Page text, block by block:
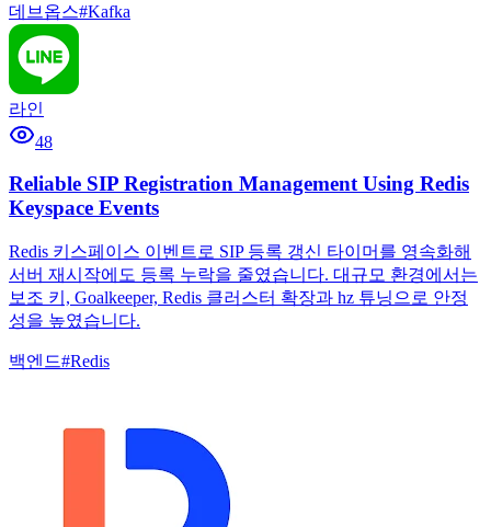
데브옵스#Kafka
라인
48
Reliable SIP Registration Management Using Redis
Keyspace Events
Redis 키스페이스 이벤트로 SIP 등록 갱신 타이머를 영속화해
서버 재시작에도 등록 누락을 줄였습니다. 대규모 환경에서는
보조 키, Goalkeeper, Redis 클러스터 확장과 hz 튜닝으로 안정
성을 높였습니다.
백엔드#Redis